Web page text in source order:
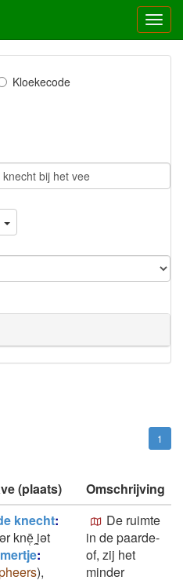
Kloekecode
1
(plaats)
Omschrijving
knecht:
knē̜ ̞i̯ǝt
:
),
De ruimte
in de paarde-
of, zij het
minder